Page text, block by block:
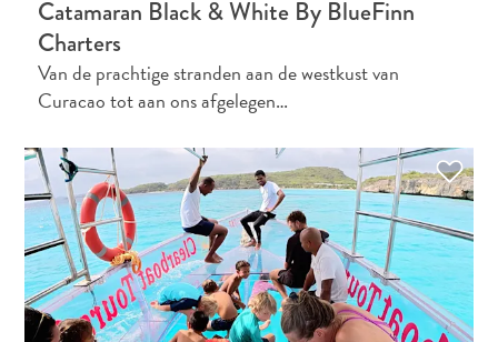
Catamaran Black & White By BlueFinn
Charters
Van de prachtige stranden aan de westkust van
Curacao tot aan ons afgelegen…